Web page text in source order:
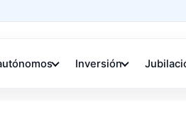
Inversión